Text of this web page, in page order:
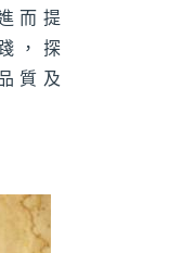
而提
，探
質及